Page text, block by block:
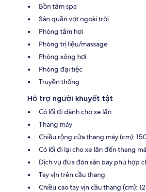
Bồn tắm spa
Sân quần vợt ngoài trời
Phòng tắm hơi
Phòng trị liệu/massage
Phòng xông hơi
Phòng đại tiệc
Truyền thống
Hỗ trợ người khuyết tật
Có lối đi dành cho xe lăn
Thang máy
Chiều rộng cửa thang máy (cm):
Có lối đi lại cho xe lăn đến thang
Dịch vụ đưa đón sân bay phù hợp
Tay vịn trên cầu thang
Chiều cao tay vịn cầu thang (cm):